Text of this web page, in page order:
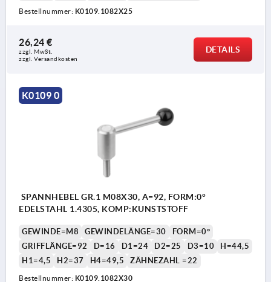
Bestellnummer: K0109.1082X25
26,24 €
zzgl. MwSt.
zzgl. Versandkosten
DETAILS
K0109 0
SPANNHEBEL GR.1 M08X30, A=92, FORM:0°
EDELSTAHL 1.4305, KOMP:KUNSTSTOFF
GEWINDE=M8 GEWINDELÄNGE=30
FORM=0°
GRIFFLÄNGE=92
D=16 D1=24 D2=25 D3=10
H=44,5
H1=4,5
H2=37 H4=49,5 ZÄHNEZAHL =22
Bestellnummer: K0109.1082X30